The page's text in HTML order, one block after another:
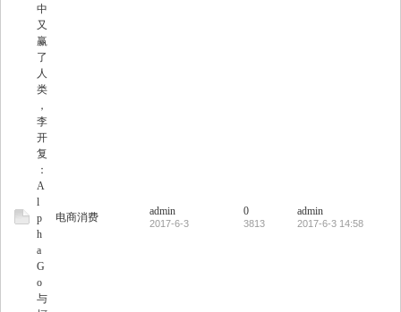
中
又
赢
了
人
类
，
李
开
复
：
A
l
p
h
a
G
o
与
电商消费 admin
2017-6-3
0
3813
admin
2017-6-3 14:58